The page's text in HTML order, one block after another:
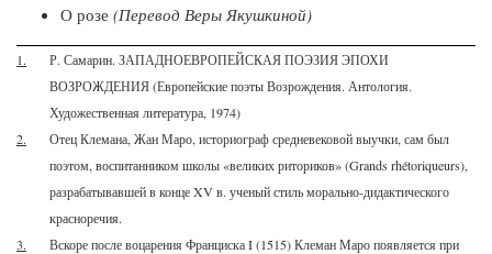
О розе (Перевод Веры Якушкиной)
1.
Р. Самарин. ЗАПАДНОЕВРОПЕЙСКАЯ ПОЭЗИЯ ЭПОХИ
ВОЗРОЖДЕНИЯ (Европейские поэты Возрождения. Антология.
Художественная литература, 1974)
2.
Отец Клемана, Жан Маро, историограф средневековой выучки, сам был
поэтом, воспитанником школы «великих риториков» (Grands rhétoriqueurs),
разрабатывавшей в конце XV в. ученый стиль морально-дидактического
красноречия.
3.
Вскоре после воцарения Франциска I (1515) Клеман Маро появляется при